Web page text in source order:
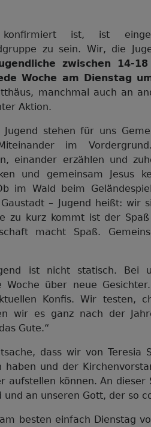
ist, ist
zu sein. Wir, die
zwischen 14-
Woche am Dienstag
manchmal auch an
Aktion.
stehen für uns
im
einander erzählen und
und gemeinsam Jesus
im Wald beim
– Jugend heißt: wir
zu kurz kommt ist der
macht Spaß.
ist nicht statisch. Bei
Woche über neue
Konfis. Wir testen,
wir es ganz nach der
Gute.“
dass wir von Teresia
haben und der
aufstellen können. An dieser
an unseren Gott, der so
besten einfach Dienstag